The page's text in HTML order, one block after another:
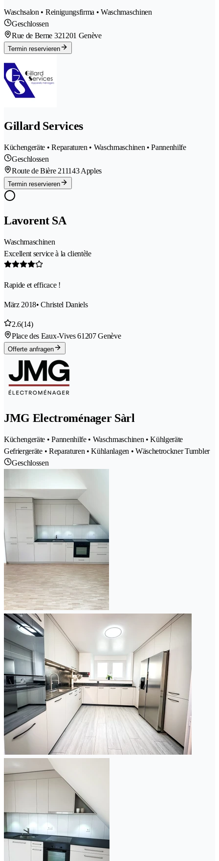
Waschsalon • Reinigungsfirma • Waschmaschinen
Geschlossen
Rue de Berne 321201 Genève
Termin reservieren
Gillard Services
Küchengeräte • Reparaturen • Waschmaschinen • Pannenhilfe
Geschlossen
Route de Bière 211143 Apples
Termin reservieren
Lavorent SA
Waschmaschinen
Excellent service à la clientèle
Rapide et efficace !
März 2018• Christel Daniels
2.6(14)
Place des Eaux-Vives 61207 Genève
Offerte anfragen
JMG Electroménager Sàrl
Küchengeräte • Pannenhilfe • Waschmaschinen • Kühlgeräte
Gefriergeräte • Reparaturen • Kühlanlagen • Wäschetrockner Tumbler
Geschlossen